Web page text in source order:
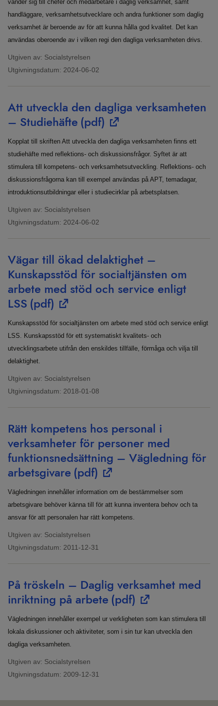
vänder sig till chefer och medarbetare i daglig verksamhet, samt
handläggare, verksamhetsutvecklare och andra funktioner som daglig
verksamhet är beroende av för att kunna hålla god kvalitet. Det kan
användas oberoende av i vilken regi den dagliga verksamheten drivs.
Utgiven av: Socialstyrelsen
Utgivningsdatum: 2024-06-02
Att utveckla den dagliga verksamheten
– Studiehäfte (pdf)
Kopplat till skriften Att utveckla den dagliga verksamheten finns ett
studiehäfte med reflektions- och diskussionsfrågor. Syftet är att
stimulera till kompetens- och verksamhetsutveckling. Reflektions- och
diskussionsfrågorna kan till exempel användas på APT, temadagar,
introduktionsutbildningar eller i studiecirklar på arbetsplatsen.
Utgiven av: Socialstyrelsen
Utgivningsdatum: 2024-06-02
Vägar till ökad delaktighet –
Kunskapsstöd för socialtjänsten om
arbete med stöd och service enligt
LSS (pdf)
Kunskapsstöd för socialtjänsten om arbete med stöd och service enligt
LSS. Kunskapsstöd för ett systematiskt kvalitets- och
utvecklingsarbete utifrån den enskildes tillfälle, förmåga och vilja till
delaktighet.
Utgiven av: Socialstyrelsen
Utgivningsdatum: 2018-01-08
Rätt kompetens hos personal i
verksamheter för personer med
funktionsnedsättning – Vägledning för
arbetsgivare (pdf)
Vägledningen innehåller information om de bestämmelser som
arbetsgivare behöver känna till för att kunna inventera behov och ta
ansvar för att personalen har rätt kompetens.
Utgiven av: Socialstyrelsen
Utgivningsdatum: 2011-12-31
På tröskeln – Daglig verksamhet med
inriktning på arbete (pdf)
Vägledningen innehåller exempel ur verkligheten som kan stimulera till
lokala diskussioner och aktiviteter, som i sin tur kan utveckla den
dagliga verksamheten.
Utgiven av: Socialstyrelsen
Utgivningsdatum: 2009-12-31